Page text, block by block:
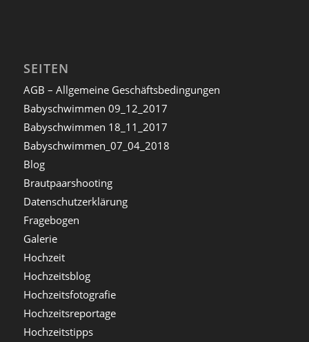
SEITEN
AGB – Allgemeine Geschäftsbedingungen
Babyschwimmen 09_12_2017
Babyschwimmen 18_11_2017
Babyschwimmen_07_04_2018
Blog
Brautpaarshooting
Datenschutzerklärung
Fragebogen
Galerie
Hochzeit
Hochzeitsblog
Hochzeitsfotografie
Hochzeitsreportage
Hochzeitstipps